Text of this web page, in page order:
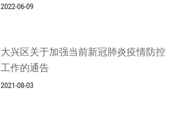
2022-06-09
大兴区关于加强当前新冠肺炎疫情防控
工作的通告
2021-08-03